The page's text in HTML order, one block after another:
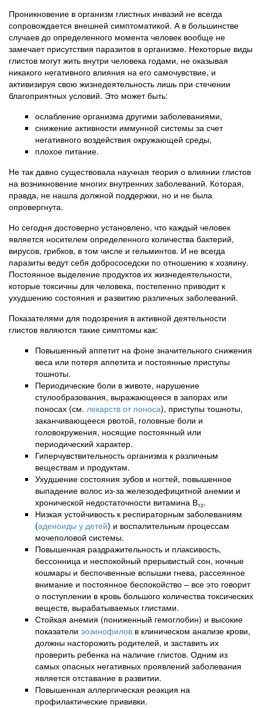
Проникновение в организм глистных инвазий не всегда
сопровождается внешней симптоматикой. А в большинстве
случаев до определенного момента человек вообще не
замечает присутствия паразитов в организме. Некоторые виды
глистов могут жить внутри человека годами, не оказывая
никакого негативного влияния на его самочувствие, и
активизируя свою жизнедеятельность лишь при стечении
благоприятных условий. Это может быть:
ослабление организма другими заболеваниями,
снижение активности иммунной системы за счет
негативного воздействия окружающей среды,
плохое питание.
Не так давно существовала научная теория о влиянии глистов
на возникновение многих внутренних заболеваний. Которая,
правда, не нашла должной поддержки, но и не была
опровергнута.
Но сегодня достоверно установлено, что каждый человек
является носителем определенного количества бактерий,
вирусов, грибков, в том числе и гельминтов. И не всегда
паразиты ведут себя добрососедски по отношению к хозяину.
Постоянное выделение продуктов их жизнедеятельности,
которые токсичны для человека, постепенно приводит к
ухудшению состояния и развитию различных заболеваний.
Показателями для подозрения в активной деятельности
глистов являются такие симптомы как:
Повышенный аппетит на фоне значительного снижения
веса или потеря аппетита и постоянные приступы
тошноты.
Периодические боли в животе, нарушение
стулообразования, выражающееся в запорах или
поносах (см. лекарств от поноса), приступы тошноты,
заканчивающееся рвотой, головные боли и
головокружения, носящие постоянный или
периодический характер.
Гиперчувствительность организма к различным
веществам и продуктам.
Ухудшение состояния зубов и ногтей, повышенное
выпадение волос из-за железодефицитной анемии и
хронической недостаточности витамина В12.
Низкая устойчивость к респираторным заболеваниям
(аденоиды у детей) и воспалительным процессам
мочеполовой системы.
Повышенная раздражительность и плаксивость,
бессонница и неспокойный прерывистый сон, ночные
кошмары и беспочвенные вспышки гнева, рассеянное
внимание и постоянное беспокойство – все это говорит
о поступлении в кровь большого количества токсических
веществ, вырабатываемых глистами.
Стойкая анемия (пониженный гемоглобин) и высокие
показатели эозинофилов в клиническом анализе крови,
должны насторожить родителей, и заставить их
проверить ребенка на наличие глистов. Одним из
самых опасных негативных проявлений заболевания
является отставание в развитии.
Повышенная аллергическая реакция на
профилактические прививки.